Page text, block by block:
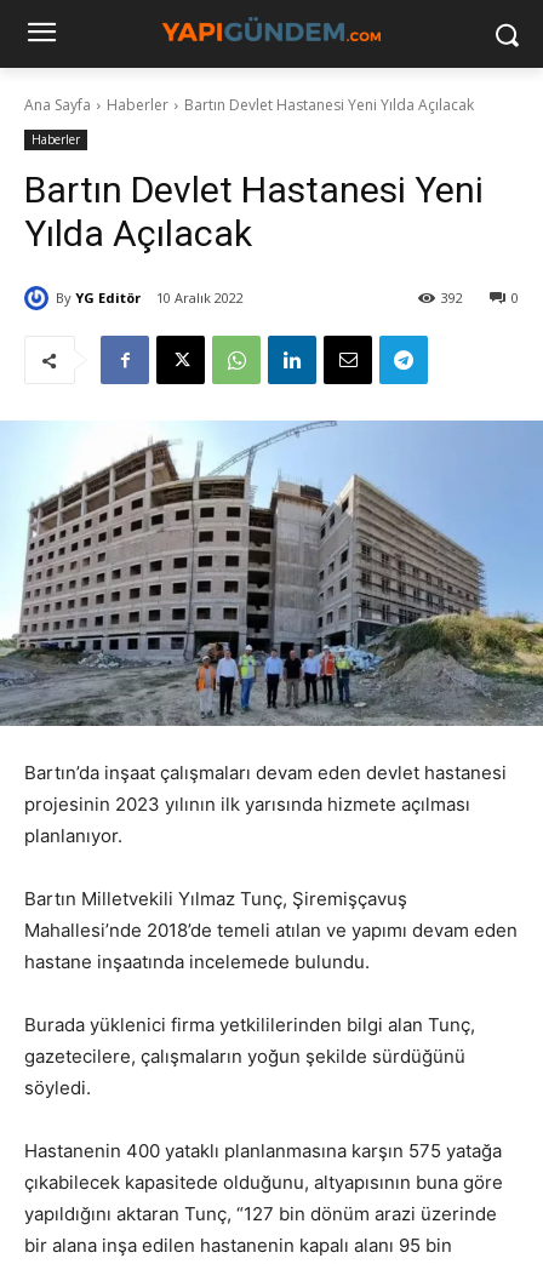
Ana Sayfa Haberler Bartın Devlet Hastanesi Yeni Yılda Açılacak
Haberler
Bartın Devlet Hastanesi Yeni
Yılda Açılacak
By YG Editör 10 Aralık 2022 0
392
Bartın’da inşaat çalışmaları devam eden devlet hastanesi
projesinin 2023 yılının ilk yarısında hizmete açılması
planlanıyor.
Bartın Milletvekili Yılmaz Tunç, Şiremişçavuş
Mahallesi’nde 2018’de temeli atılan ve yapımı devam eden
hastane inşaatında incelemede bulundu.
Burada yüklenici firma yetkililerinden bilgi alan Tunç,
gazetecilere, çalışmaların yoğun şekilde sürdüğünü
söyledi.
Hastanenin 400 yataklı planlanmasına karşın 575 yatağa
çıkabilecek kapasitede olduğunu, altyapısının buna göre
yapıldığını aktaran Tunç, “127 bin dönüm arazi üzerinde
bir alana inşa edilen hastanenin kapalı alanı 95 bin